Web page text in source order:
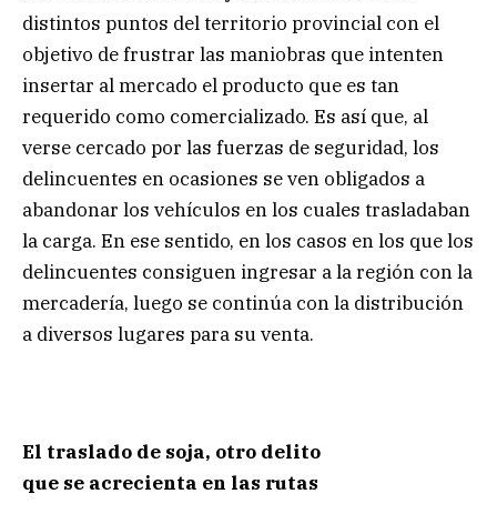
distintos puntos del territorio provincial con el
objetivo de frustrar las maniobras que intenten
insertar al mercado el producto que es tan
requerido como comercializado. Es así que, al
verse cercado por las fuerzas de seguridad, los
delincuentes en ocasiones se ven obligados a
abandonar los vehículos en los cuales trasladaban
la carga. En ese sentido, en los casos en los que los
delincuentes consiguen ingresar a la región con la
mercadería, luego se continúa con la distribución
a diversos lugares para su venta.
El traslado de soja, otro delito
que se acrecienta en las rutas